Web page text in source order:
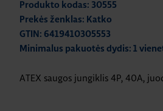
Produkto kodas: 30555
Prekės ženklas: Katko
GTIN: 6419410305553
Minimalus pakuotės dydis: 1
ATEX saugos jungiklis 4P, 40A,